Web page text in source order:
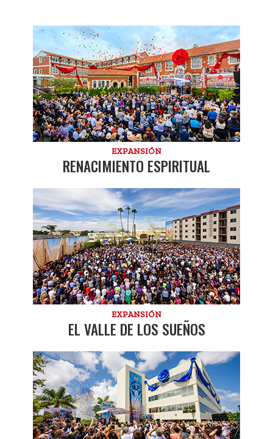
EXPANSIÓN
RENACIMIENTO ESPIRITUAL
EXPANSIÓN
EL VALLE DE LOS SUEÑOS